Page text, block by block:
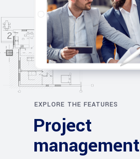
EXPLORE THE FEATURES
Project
management